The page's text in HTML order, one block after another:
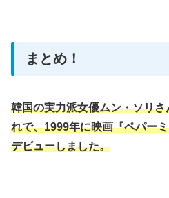
まとめ！
韓国の実力派女優ムン・ソリ
れで、1999年に映画『ペパー
デビューしました。